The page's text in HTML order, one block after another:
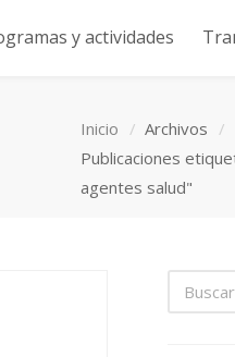
y actividades
Inicio
Archivos
Publicaciones
agentes salud"